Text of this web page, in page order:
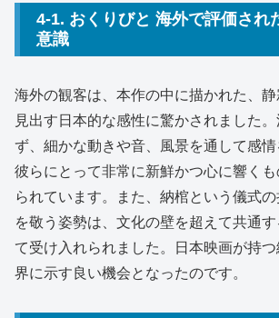
4-1. おくりびと 海外で評価され
意識
海外の観客は、本作の中に描かれた、
見出す日本的な感性に驚かされました
ず、細かな動きや音、風景を通して感情
彼らにとって非常に新鮮かつ心に響く
られています。また、納棺という儀式
を敬う姿勢は、文化の壁を超えて共通
て受け入れられました。日本映画が持
界に示す良い機会となったのです。